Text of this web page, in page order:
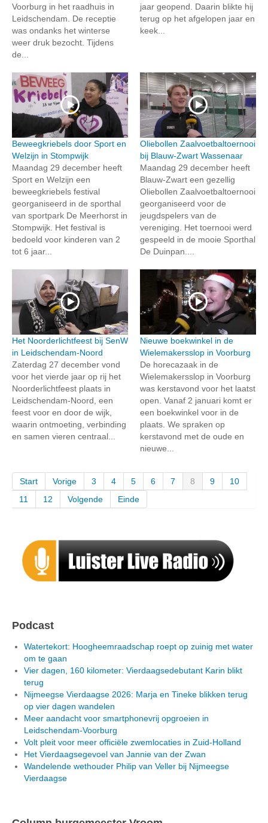
Voorburg in het raadhuis in
Leidschendam. De receptie
was ondanks het winterse
weer druk bezocht. Tijdens
de...
jaar geopend. Daarin blikte hij
terug op het afgelopen jaar en
keek...
Beweegkriebels door Sport en
Welzijn in Stompwijk
Maandag 29 december heeft
Sport en Welzijn een
beweegkriebels festival
georganiseerd in de sporthal
van sportpark De Meerhorst in
Stompwijk. Het festival is
bedoeld voor kinderen van 2
tot 6 jaar...
Oliebollen Zaalvoetbaltoernooi
bij Blauw-Zwart Wassenaar
Maandag 29 december heeft
Blauw-Zwart een gezellig
Oliebollen Zaalvoetbaltoernooi
georganiseerd voor de
jeugdspelers van de
vereniging. Het toernooi werd
gespeeld in de mooie Sporthal
De Duinpan....
Het Noorderlichtfeest bij SenW
in Leidschendam-Noord
Zaterdag 27 december vond
voor het vierde jaar op rij het
Noorderlichtfeest plaats in
Leidschendam-Noord, een
feest voor en door de wijk,
waarin ontmoeting, verbinding
en samen vieren centraal...
Nieuwe boekwinkel in de
Wielemakersslop in Voorburg
De horecazaak in de
Wielemakersslop in Voorburg
was kerstavond voor het laatst
open. Vanaf 2 januari komt er
een boekwinkel voor in de
plaats. We spraken op
kerstavond met de oude en
nieuwe...
Start Vorige 3 4 5 6 7 8 9
10
11
12 Volgende Einde
Podcast
Watertekort: Hoogheemraadschap roept op zuinig met water
om te gaan
Vier dagen, 160 kilometer: Vierdaagsedebutant Karin blikt
terug
Nijmeegse Vierdaagse 2026: Marja en Tineke blikken terug
op vier dagen wandelen
Meer aandacht voor smartphonevrij opgroeien in
Leidschendam-Voorburg
Volt pleit voor meer officiële zwemlocaties in Zuid-Holland
Het Vierdaagsegevoel van Jannie van der Zwan
Wandelende wethouder Philip van Veller bij Nijmeegse
Vierdaagse